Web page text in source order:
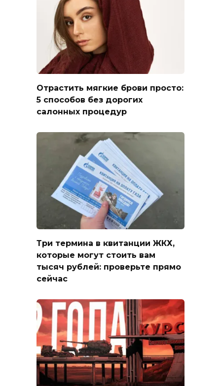
Отрастить мягкие брови просто:
5 способов без дорогих
салонных процедур
Три термина в квитанции ЖКХ,
которые могут стоить вам
тысяч рублей: проверьте прямо
сейчас